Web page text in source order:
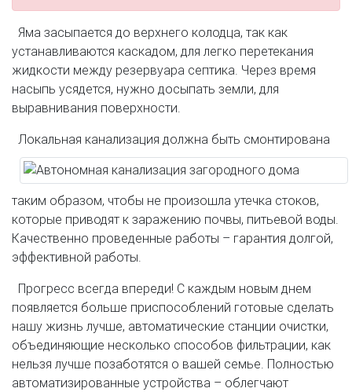
Яма засыпается до верхнего колодца, так как
устанавливаются каскадом, для легко перетекания
жидкости между резервуара септика. Через время
насыпь усядется, нужно досыпать земли, для
выравнивания поверхности.
Локальная канализация должна быть смонтирована
таким образом, чтобы не произошла утечка стоков,
которые приводят к заражению почвы, питьевой воды.
Качественно проведенные работы – гарантия долгой,
эффективной работы.
Прогресс всегда впереди! С каждым новым днем
появляется больше приспособлений готовые сделать
нашу жизнь лучше, автоматические станции очистки,
объединяющие несколько способов фильтрации, как
нельзя лучше позаботятся о вашей семье. Полностью
автоматизированные устройства – облегчают